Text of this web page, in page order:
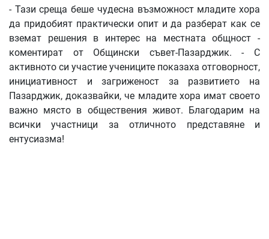
- Тази среща беше чудесна възможност младите хора
да придобият практически опит и да разберат как се
вземат решения в интерес на местната общност -
коментират от Общински съвет-Пазарджик. - С
активното си участие учениците показаха отговорност,
инициативност и загриженост за развитието на
Пазарджик, доказвайки, че младите хора имат своето
важно място в обществения живот. Благодарим на
всички участници за отличното представяне и
ентусиазма!